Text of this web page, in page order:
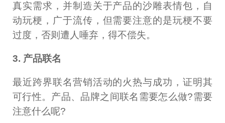
真实需求，并制造关于产品的沙雕表情包，自
动玩梗，广于流传，但需要注意的是玩梗不要
过度，否则遭人唾弃，得不偿失。
3. 产品联名
最近跨界联名营销活动的火热与成功，证明其
可行性。产品、品牌之间联名需要怎么做?需要
注意什么呢?